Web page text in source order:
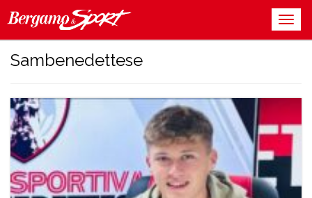
Sambenedettese